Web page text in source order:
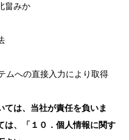
みか
への直接入力により取得
は、当社が責任を負いま
は、「１０．個人情報に関す